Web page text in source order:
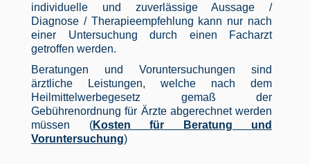
individuelle und zuverlässige Aussage /
Diagnose / Therapieempfehlung kann nur nach
einer Untersuchung durch einen Facharzt
getroffen werden.
Beratungen und Voruntersuchungen sind
ärztliche Leistungen, welche nach dem
Heilmittelwerbegesetz gemaß der
Gebührenordnung für Ärzte abgerechnet werden
müssen (Kosten für Beratung und
Voruntersuchung)